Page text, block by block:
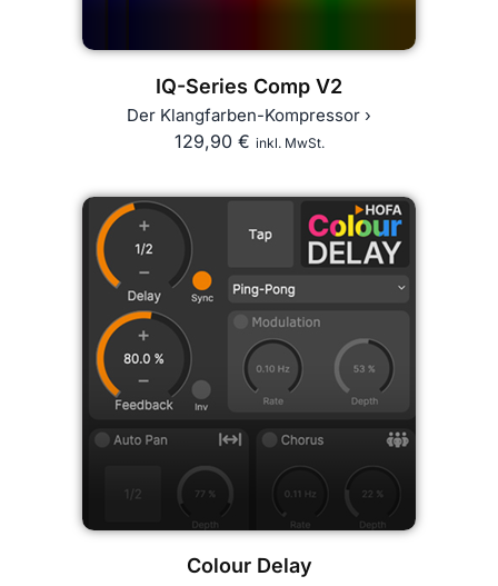
IQ-Series Comp V2
Der Klangfarben-Kompressor ›
129,90 € inkl. MwSt.
Colour Delay